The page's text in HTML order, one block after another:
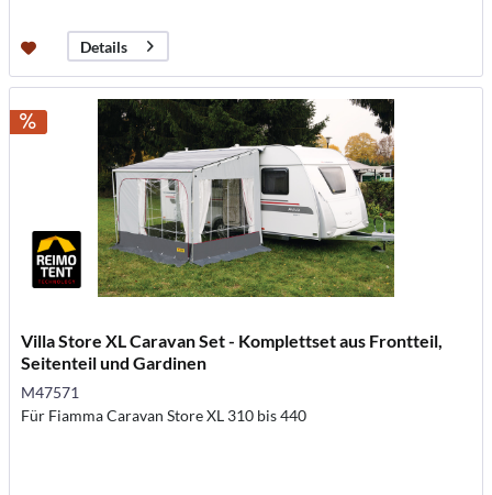
Details
Villa Store XL Caravan Set - Komplettset aus Frontteil,
Seitenteil und Gardinen
M47571
Für Fiamma Caravan Store XL 310 bis 440